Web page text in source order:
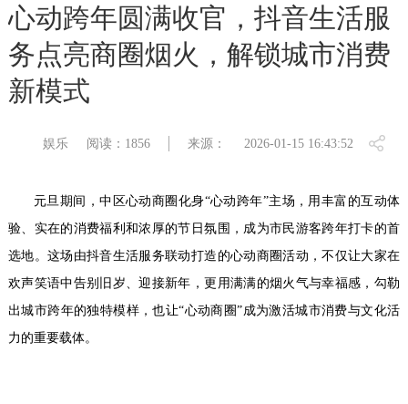
心动跨年圆满收官，抖音生活服
务点亮商圈烟火，解锁城市消费
新模式
娱乐 阅读：1856 来源： 2026-01-15 16:43:52
元旦期间，中区心动商圈化身“心动跨年”主场，用丰富的互动体
验、实在的消费福利和浓厚的节日氛围，成为市民游客跨年打卡的首
选地。这场由抖音生活服务联动打造的心动商圈活动，不仅让大家在
欢声笑语中告别旧岁、迎接新年，更用满满的烟火气与幸福感，勾勒
出城市跨年的独特模样，也让“心动商圈”成为激活城市消费与文化活
力的重要载体。